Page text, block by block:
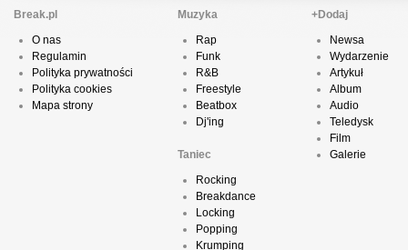
Break.pl
O nas
Regulamin
Polityka prywatności
Polityka cookies
Mapa strony
Muzyka
Rap
Funk
R&B
Freestyle
Beatbox
Dj'ing
Taniec
Rocking
Breakdance
Locking
Popping
Krumping
+Dodaj
Newsa
Wydarzenie
Artykuł
Album
Audio
Teledysk
Film
Galerie